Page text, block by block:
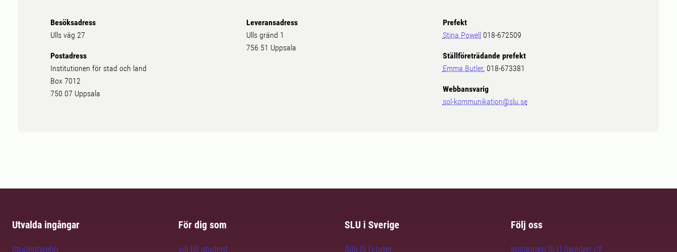
Besöksadress
Ulls väg 27
Postadress
Institutionen för stad och land
Box 7012
750 07 Uppsala
Leveransadress
Ulls gränd 1
756 51 Uppsala
Prefekt
Stina Powell 018-672509
Ställföreträdande prefekt
Emma Butler, 018-673381
Webbansvarig
sol-kommunikation@slu.se
Utvalda ingångar
Studentwebb
För dig som
vill bli student
SLU i Sverige
Alla SLU-orter
Följ oss
Instagram SLU.Sweden